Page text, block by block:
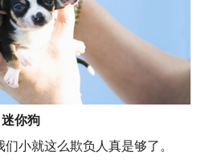
迷你狗
小就这么欺负人真是够了。